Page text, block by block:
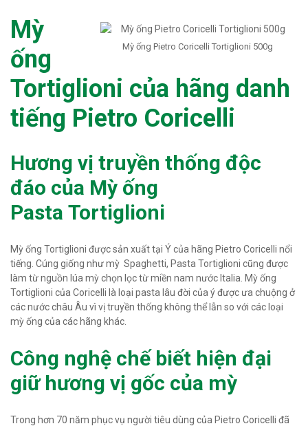
Mỳ ống Pietro Coricelli Tortiglioni 500g
Mỳ
ống
Tortiglioni của hãng danh
tiếng Pietro Coricelli
Hương vị truyền thống độc
đáo của Mỳ ống
Pasta Tortiglioni
Mỳ ống Tortiglioni được sản xuất tại Ý của hãng Pietro Coricelli nổi
tiếng. Cúng giống như mỳ Spaghetti, Pasta Tortiglioni cũng được
làm từ nguồn lúa mỳ chọn lọc từ miền nam nước Italia. Mỳ ống
Tortiglioni của Coricelli là loại pasta lâu đời của ý được ưa chuộng ở
các nước châu Âu vì vị truyền thống không thể lẫn so với các loại
mỳ ống của các hãng khác.
Công nghệ chế biết hiện đại
giữ hương vị gốc của mỳ
Trong hơn 70 năm phục vụ người tiêu dùng của Pietro Coricelli đã